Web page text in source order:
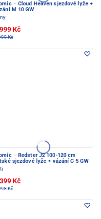
· Cloud Heaven sjezdové lyže +
M 10 GW
Kč
Kč
· Redster J2 100-120 cm
sjezdové lyže + vázání C 5 GW
Kč
Kč